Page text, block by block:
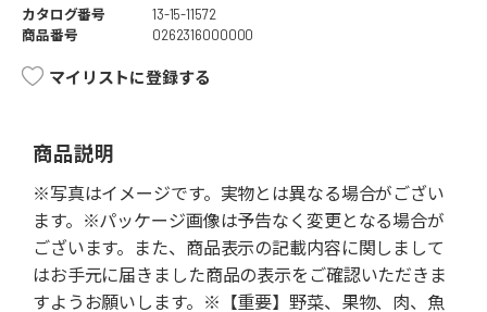
カタログ番号
13-15-11572
商品番号
0262316000000
マイリストに登録する
商品説明
※写真はイメージです。実物とは異なる場合がござい
ます。※パッケージ画像は予告なく変更となる場合が
ございます。また、商品表示の記載内容に関しまして
はお手元に届きました商品の表示をご確認いただきま
すようお願いします。※【重要】野菜、果物、肉、魚